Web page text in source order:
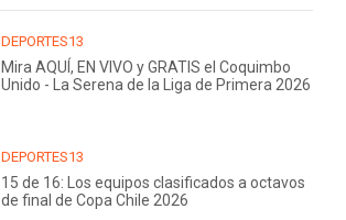
DEPORTES13
Mira AQUÍ, EN VIVO y GRATIS el Coquimbo
Unido - La Serena de la Liga de Primera 2026
DEPORTES13
15 de 16: Los equipos clasificados a octavos
de final de Copa Chile 2026